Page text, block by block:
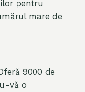
pentru
mare de
9000 de
vă o